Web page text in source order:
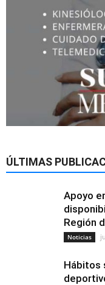
ÚLTIMAS
Apoyo
Región
Noticias
Hábitos